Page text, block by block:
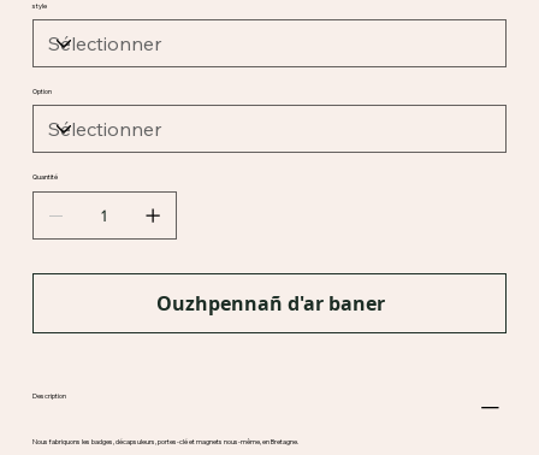
style
Option
Quantité
Ouzhpennañ d'ar baner
Description
Nous fabriquons les badges, décapsuleurs, portes-clé et magnets nous-même, en Bretagne.